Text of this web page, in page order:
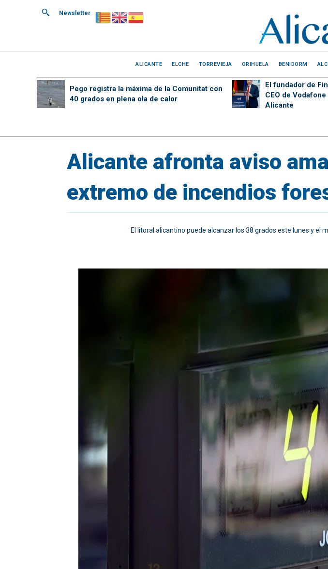
Newsletter
ALICANTE ELCHE TORREVIEJA ORIHUELA BENIDORM
Pego registra la máxima de la Comunitat con
40 grados en plena ola de calor
El fundador de
CEO de
Alicante
Alicante afronta aviso
extremo de incendios
El litoral alicantino puede alcanzar los 38 grados este lunes y el